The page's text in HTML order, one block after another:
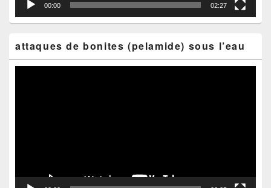
00:00 02:27
attaques de bonites (pelamide) sous l’eau